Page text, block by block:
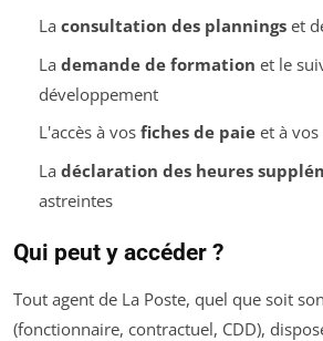
La consultation des planningset
La demande de formation et le
développement
L'accès à vos fiches de paieet à vos
La déclaration des heures
astreintes
Qui peut y accéder ?
Tout agent de La Poste, quel que soit
(fonctionnaire, contractuel, CDD),